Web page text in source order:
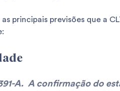
principais previsões que a
A. A confirmação do